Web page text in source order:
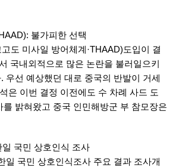
불가피한 선택
도 미사일 방어체계·THAAD)도입이 결
국내외적으로 많은 논란을 불러일으키
우선 예상했던 대로 중국의 반발이 거세
은 이번 결정 이전에도 수 차례 사드 도
를 밝혀왔고 중국 인민해방군 부 참모장은
일 국민 상호인식 조사
일 국민 상호인식조사 주요 결과 조사개